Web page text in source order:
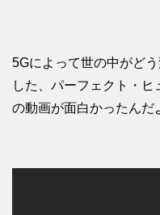
5Gによって世の中がど
した、パーフェクト・
の動画が面白かったんだ